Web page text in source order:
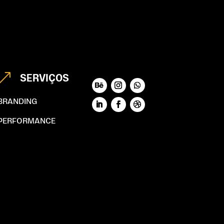
SERVIÇOS